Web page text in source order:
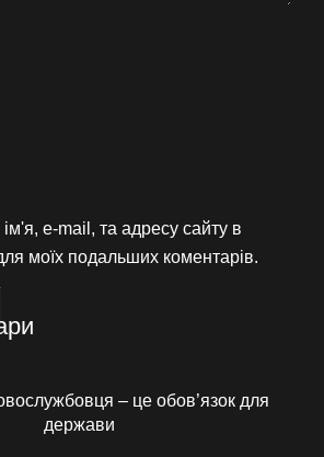
e-mail, та адресу сайту в
моїх подальших коментарів.
– це обов’язок для
держави